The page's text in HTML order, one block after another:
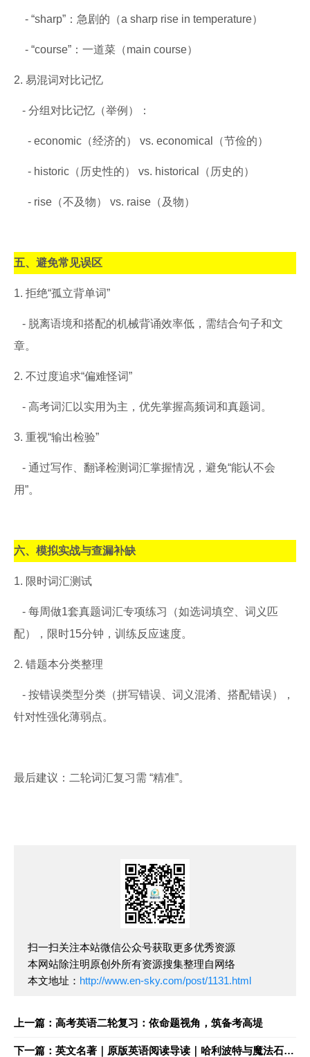
- “sharp”：急剧的（a sharp rise in temperature）
- “course”：一道菜（main course）
2. 易混词对比记忆
- 分组对比记忆（举例）：
- economic（经济的） vs. economical（节俭的）
- historic（历史性的） vs. historical（历史的）
- rise（不及物） vs. raise（及物）
五、避免常见误区
1. 拒绝“孤立背单词”
- 脱离语境和搭配的机械背诵效率低，需结合句子和文
章。
2. 不过度追求“偏难怪词”
- 高考词汇以实用为主，优先掌握高频词和真题词。
3. 重视“输出检验”
- 通过写作、翻译检测词汇掌握情况，避免“能认不会
用”。
六、模拟实战与查漏补缺
1. 限时词汇测试
- 每周做1套真题词汇专项练习（如选词填空、词义匹
配），限时15分钟，训练反应速度。
2. 错题本分类整理
- 按错误类型分类（拼写错误、词义混淆、搭配错误），
针对性强化薄弱点。
最后建议：二轮词汇复习需 “精准”。
扫一扫关注本站微信公众号获取更多优秀资源
本网站除注明原创外所有资源搜集整理自网络
本文地址： http://www.en-sky.com/post/1131.html
上一篇：高考英语二轮复习：依命题视角，筑备考高堤
下一篇：英文名著｜原版英语阅读导读｜哈利波特与魔法石第6章 导读手册+音频